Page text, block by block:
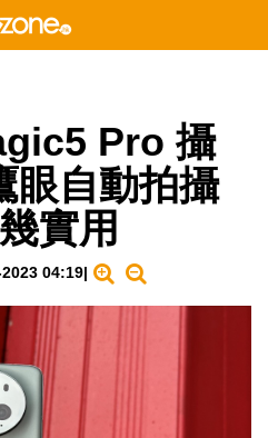
Pro 攝
眼自動拍攝
實用
04:19|